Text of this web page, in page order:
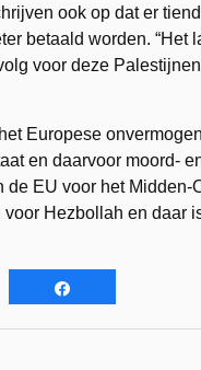
ook op dat er
betaald worden.
voor deze
Europese
en daarvoor moord-
de EU voor het
Hezbollah en daar